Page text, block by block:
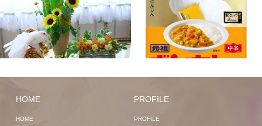
HOME
HOME
PROFILE
PROFILE